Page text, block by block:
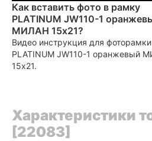
Как вставить фото в рамку
PLATINUM JW110-1
МИЛАН 15x21?
Видео инструкция для фоторамки
PLATINUM JW110-1 оранжевый
15x21.
Характеристики
[22083]